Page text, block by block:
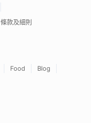
條款及細則
Food
Blog